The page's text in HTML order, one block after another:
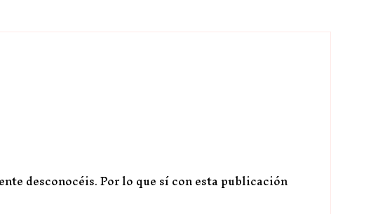
desconocéis. Por lo que sí con esta publicación